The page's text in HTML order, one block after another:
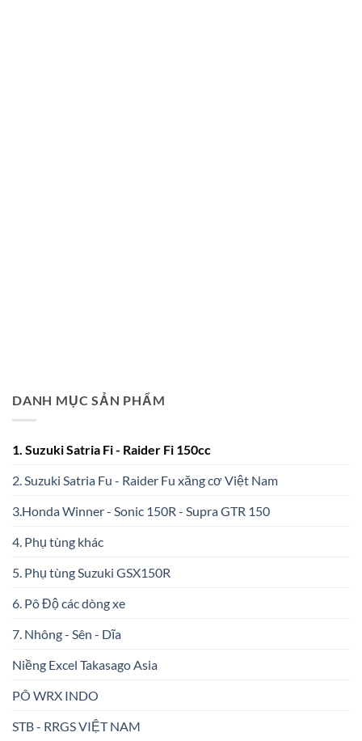
DANH MỤC SẢN PHẨM
1. Suzuki Satria Fi - Raider Fi 150cc
2. Suzuki Satria Fu - Raider Fu xăng cơ Việt Nam
3.Honda Winner - Sonic 150R - Supra GTR 150
4. Phụ tùng khác
5. Phụ tùng Suzuki GSX150R
6. Pô Độ các dòng xe
7. Nhông - Sên - Dĩa
Niềng Excel Takasago Asia
PÔ WRX INDO
STB - RRGS VIỆT NAM